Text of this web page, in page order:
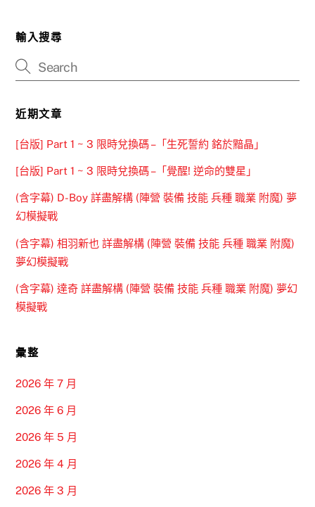
輸入搜尋
近期文章
[台版] Part 1 ~ 3 限時兌換碼 –「生死誓約 銘於黯晶」
[台版] Part 1 ~ 3 限時兌換碼 –「覺醒! 逆命的雙星」
(含字幕) D-Boy 詳盡解構 (陣營 裝備 技能 兵種 職業 附魔) 夢
幻模擬戰
(含字幕) 相羽新也 詳盡解構 (陣營 裝備 技能 兵種 職業 附魔)
夢幻模擬戰
(含字幕) 達奇 詳盡解構 (陣營 裝備 技能 兵種 職業 附魔) 夢幻
模擬戰
彙整
2026 年 7 月
2026 年 6 月
2026 年 5 月
2026 年 4 月
2026 年 3 月